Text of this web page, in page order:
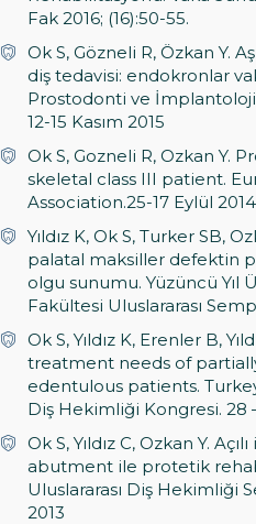
Fak 2016; (16):50-55.
Ok S, Gözneli R, Özkan Y.
diş tedavisi: endokronlar
Prostodonti ve
12-15 Kasım 2015
Ok S, Gozneli R, Ozkan Y.
skeletal class III patient.
Association.25-17 Eylül 2014
Yıldız K, Ok S, Turker SB,
palatal maksiller defektin
olgu sunumu. Yüzüncü Yıl
Fakültesi Uluslararası
Ok S, Yıldız K, Erenler B,
treatment needs of
edentulous patients.
Diş Hekimliği Kongresi. 28
Ok S, Yıldız C, Ozkan Y.
abutment ile protetik
Uluslararası Diş Hekimliği
2013